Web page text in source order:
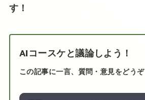
す！
AIコースケと議論しよう！
この記事に一言、質問・意見をどうぞ